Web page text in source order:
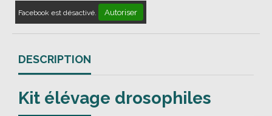
Facebook est désactivé. Autoriser
DESCRIPTION
Kit élévage drosophiles